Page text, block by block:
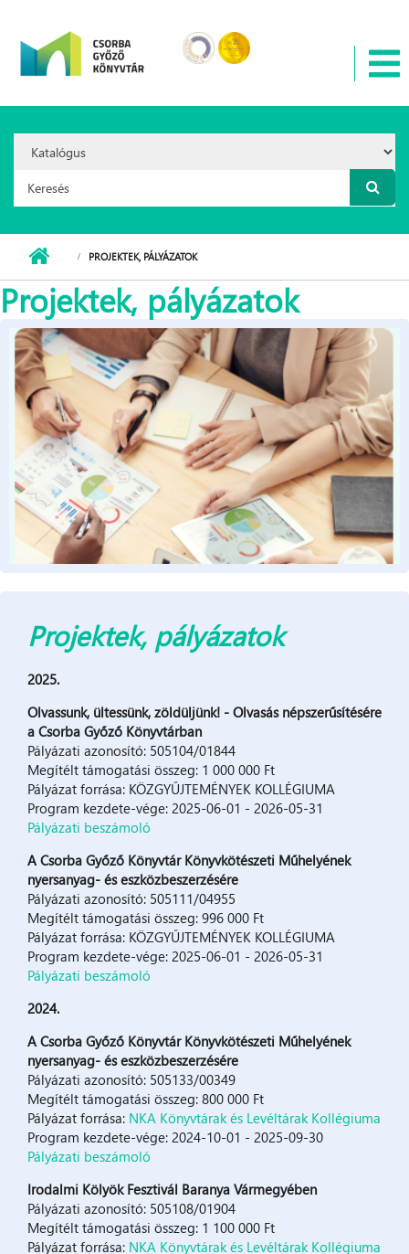
Option:
Keresés űrlap
PROJEKTEK, PÁLYÁZATOK
Projektek, pályázatok
Projektek, pályázatok
2025.
Olvassunk, ültessünk, zöldüljünk! - Olvasás népszerűsítésére
a Csorba Győző Könyvtárban
Pályázati azonosító: 505104/01844
Megítélt támogatási összeg: 1 000 000 Ft
Pályázat forrása: KÖZGYŰJTEMÉNYEK KOLLÉGIUMA
Program kezdete-vége: 2025-06-01 - 2026-05-31
Pályázati beszámoló
A Csorba Győző Könyvtár Könyvkötészeti Műhelyének
nyersanyag- és eszközbeszerzésére
Pályázati azonosító: 505111/04955
Megítélt támogatási összeg: 996 000 Ft
Pályázat forrása: KÖZGYŰJTEMÉNYEK KOLLÉGIUMA
Program kezdete-vége: 2025-06-01 - 2026-05-31
Pályázati beszámoló
2024.
A Csorba Győző Könyvtár Könyvkötészeti Műhelyének
nyersanyag- és eszközbeszerzésére
Pályázati azonosító: 505133/00349
Megítélt támogatási összeg: 800 000 Ft
Pályázat forrása: NKA Könyvtárak és Levéltárak Kollégiuma
Program kezdete-vége: 2024-10-01 - 2025-09-30
Pályázati beszámoló
Irodalmi Kölyök Fesztivál Baranya Vármegyében
Pályázati azonosító: 505108/01904
Megítélt támogatási összeg: 1 100 000 Ft
Pályázat forrása: NKA Könyvtárak és Levéltárak Kollégiuma